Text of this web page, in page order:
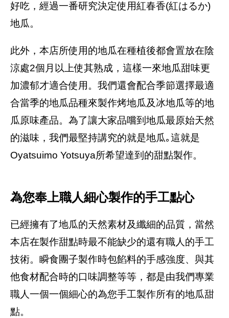
好吃，經過一番研究決定使用紅春香(紅はるか)
地瓜。
此外，本店所使用的地瓜在種植後都會置放在陰
涼處2個月以上使其熟成，這樣一來地瓜甜味更
加濃郁才適合使用。我們還會配合季節選擇最適
合當季的地瓜品種來製作烤地瓜及冰地瓜等的地
瓜原味產品。為了讓大家品嚐到地瓜最原始天然
的滋味，我們最堅持講究的就是地瓜｡這就是
Oyatsuimo Yotsuya所希望達到的甜點製作。
為您奉上職人細心製作的手工點心
已經擁有了地瓜的天然素材及纖細的品質，當然
本店在製作甜點時最不能缺少的還有職人的手工
技術。瞬食團子製作時包餡料的手感強度、與其
他食材配合時的口味調整等等，都是由我們專業
職人一個一個細心的為您手工製作所有的地瓜甜
點。